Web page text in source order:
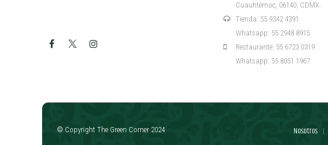
Cuauhtémoc, 06140, CDMX.
Tienda: 55 9342 4391
Whatsapp: 55 2948 8915
Restaurante: 55 6723 0319
Whatsapp: 55 8051 1967
Nosotros |
© Copyright The Green Corner 2024